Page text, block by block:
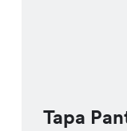
Tapa